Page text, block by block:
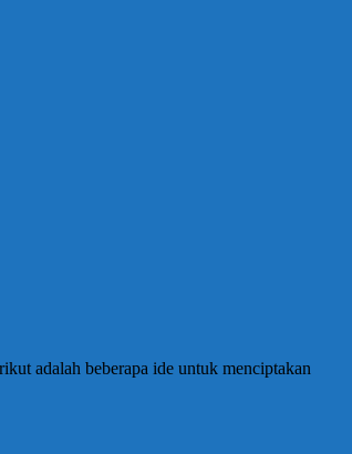
adalah beberapa ide untuk menciptakan